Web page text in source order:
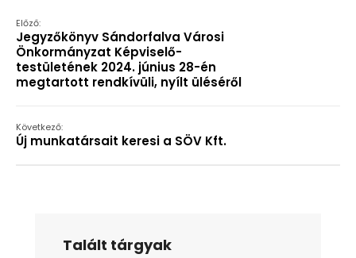
Előző:
Jegyzőkönyv Sándorfalva Városi
Önkormányzat Képviselő-
testületének 2024. június 28-én
megtartott rendkívüli, nyílt üléséről
Következő:
Új munkatársait keresi a SÖV Kft.
Talált tárgyak